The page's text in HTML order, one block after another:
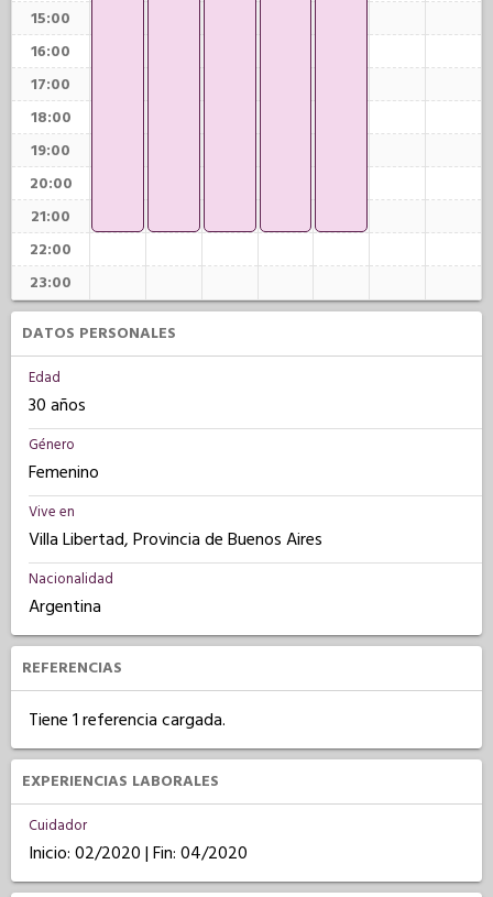
15:00
16:00
17:00
18:00
19:00
20:00
21:00
22:00
23:00
DATOS PERSONALES
Edad
30 años
Género
Femenino
Vive en
Villa Libertad, Provincia de Buenos Aires
Nacionalidad
Argentina
REFERENCIAS
Tiene 1 referencia cargada.
EXPERIENCIAS LABORALES
Cuidador
Inicio: 02/2020 | Fin: 04/2020